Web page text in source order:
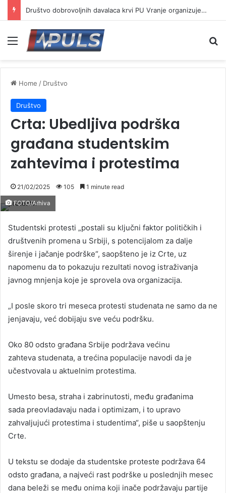
Društvo dobrovoljnih davalaca krvi PU Vranje organizuje akciju na Besnoj kobili
Menu
Home / Društvo
Društvo
Crta: Ubedljiva podrška
građana studentskim
zahtevima i protestima
21/02/2025 105 1 minute read
FOTO/Arhiva
Studentski protesti „postali su ključni faktor političkih i
društvenih promena u Srbiji, s potencijalom za dalje
širenje i jačanje podrške“, saopšteno je iz Crte, uz
napomenu da to pokazuju rezultati novog istraživanja
javnog mnjenja koje je sprovela ova organizacija.
„I posle skoro tri meseca protesti studenata ne samo da ne
jenjavaju, već dobijaju sve veću podršku.
Oko 80 odsto građana Srbije podržava većinu
zahteva studenata, a trećina populacije navodi da je
učestvovala u aktuelnim protestima.
Umesto besa, straha i zabrinutosti, među građanima
sada preovladavaju nada i optimizam, i to upravo
zahvaljujući protestima i studentima“, piše u saopštenju
Crte.
U tekstu se dodaje da studentske proteste podržava 64
odsto građana, a najveći rast podrške u poslednjih mesec
dana beleži se među onima koji inače podržavaju partije